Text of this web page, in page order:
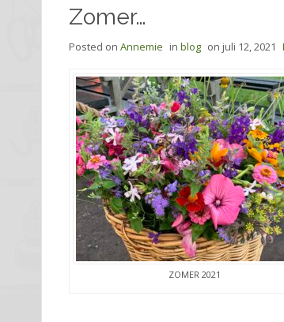
Zomer…
Posted on Annemie in blog on juli 12, 2021
ZOMER 2021